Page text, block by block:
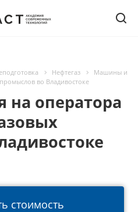
Нефтегаз
Машины и
во Владивостоке
на оператора
стоимость